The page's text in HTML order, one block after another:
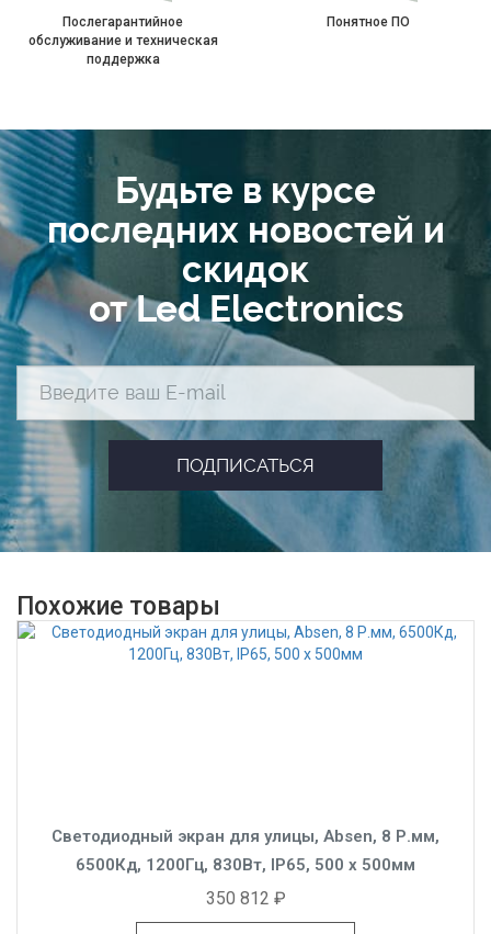
Послегарантийное
обслуживание и техническая
поддержка
Понятное ПО
Будьте в курсе
последних новостей и
скидок
от Led Electronics
Похожие товары
Светодиодный экран для улицы, Absen, 8 Р.мм,
6500Кд, 1200Гц, 830Вт, IP65, 500 x 500мм
350 812 ₽